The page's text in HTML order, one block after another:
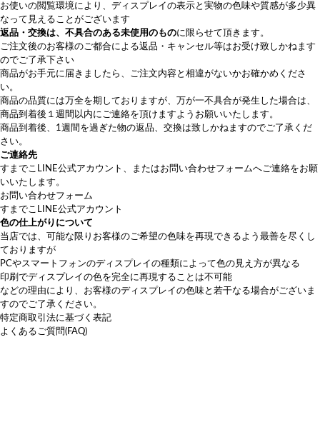
お使いの閲覧環境により、ディスプレイの表示と実物の色味や質感が多少異
なって見えることがございます
返品・交換は、不具合のある未使用のものに限らせて頂きます。
ご注文後のお客様のご都合による返品・キャンセル等はお受け致しかねます
のでご了承下さい
商品がお手元に届きましたら、ご注文内容と相違がないかお確かめくださ
い。
商品の品質には万全を期しておりますが、万が一不具合が発生した場合は、
商品到着後１週間以内にご連絡を頂けますようお願いいたします。
商品到着後、1週間を過ぎた物の返品、交換は致しかねますのでご了承くだ
さい。
ご連絡先
すまでこLINE公式アカウント 、またはお問い合わせフォームへご連絡をお願
いいたします。
お問い合わせフォーム
すまでこLINE公式アカウント
色の仕上がりについて
当店では、可能な限りお客様のご希望の色味を再現できるよう最善を尽くし
ておりますが
PCやスマートフォンのディスプレイの種類によって色の見え方が異なる
印刷でディスプレイの色を完全に再現することは不可能
などの理由により、お客様のディスプレイの色味と若干なる場合がございま
すのでご了承ください。
特定商取引法に基づく表記
よくあるご質問(FAQ)